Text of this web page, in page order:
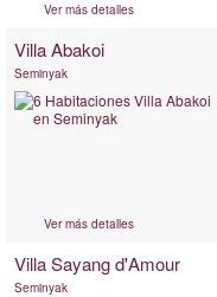
Ver más detalles
Villa Abakoi
Seminyak
Ver más detalles
Villa Sayang d'Amour
Seminyak